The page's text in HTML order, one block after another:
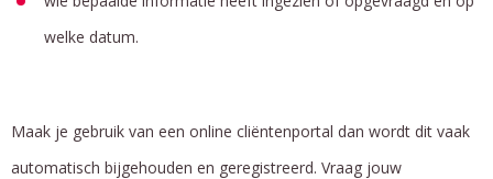
welke datum.
Maak je gebruik van een online cliëntenportal dan wordt dit vaak
automatisch bijgehouden en geregistreerd. Vraag jouw